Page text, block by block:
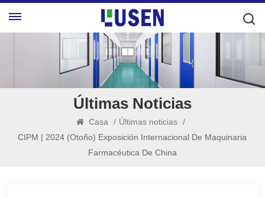
Últimas Noticias
Casa / Últimas noticias /
CIPM | 2024 (otoño) Exposición Internacional De Maquinaria
Farmacéutica De China